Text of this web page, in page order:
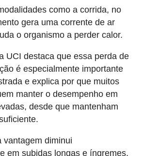
como a corrida, no
gera uma corrente de ar
o organismo a perder calor.
UCI destaca que essa perda de
é especialmente importante
e explica por que muitos
manter o desempenho em
desde que mantenham
vantagem diminui
em subidas longas e íngremes,